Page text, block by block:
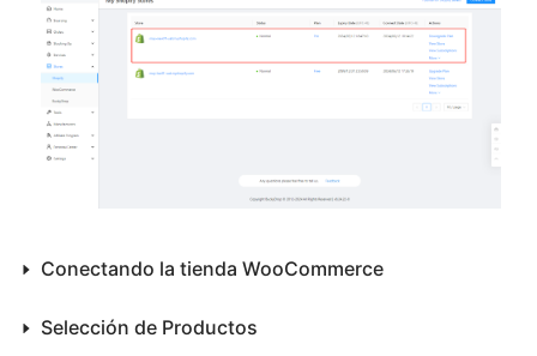
Conectando la tienda WooCommerce
Selección de Productos